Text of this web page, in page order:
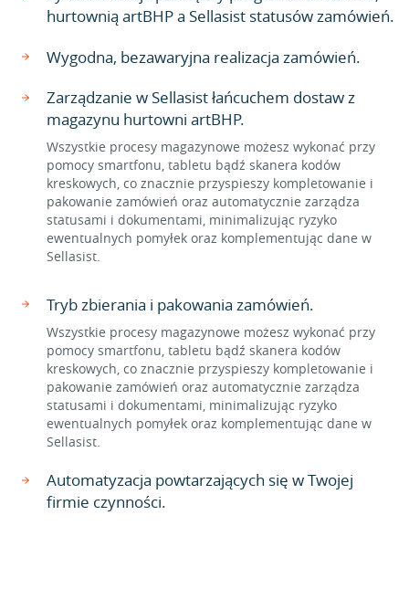
hurtownią artBHP a Sellasist statusów zamówień.
Wygodna, bezawaryjna realizacja zamówień.
Zarządzanie w Sellasist łańcuchem dostaw z
magazynu hurtowni artBHP.
Wszystkie procesy magazynowe możesz wykonać przy
pomocy smartfonu, tabletu bądź skanera kodów
kreskowych, co znacznie przyspieszy kompletowanie i
pakowanie zamówień oraz automatycznie zarządza
statusami i dokumentami, minimalizując ryzyko
ewentualnych pomyłek oraz komplementując dane w
Sellasist.
Tryb zbierania i pakowania zamówień.
Wszystkie procesy magazynowe możesz wykonać przy
pomocy smartfonu, tabletu bądź skanera kodów
kreskowych, co znacznie przyspieszy kompletowanie i
pakowanie zamówień oraz automatycznie zarządza
statusami i dokumentami, minimalizując ryzyko
ewentualnych pomyłek oraz komplementując dane w
Sellasist.
Automatyzacja powtarzających się w Twojej
firmie czynności.